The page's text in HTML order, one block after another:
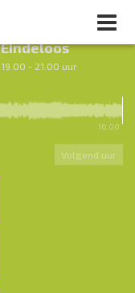
Eindeloos
19.00 - 21.00 uur
16.00
Volgend uur